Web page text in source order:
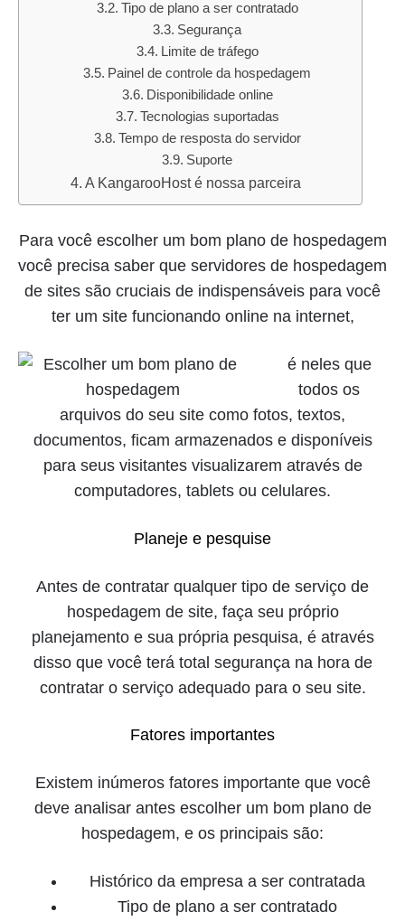
Tipo de plano a ser contratado
Segurança
Limite de tráfego
Painel de controle da hospedagem
Disponibilidade online
Tecnologias suportadas
Tempo de resposta do servidor
Suporte
A KangarooHost é nossa parceira
Para você escolher um bom plano de hospedagem
você precisa saber que servidores de hospedagem
de sites são cruciais de indispensáveis para você
ter um site funcionando online na internet,
é neles que
todos os
arquivos do seu site como fotos, textos,
documentos, ficam armazenados e disponíveis
para seus visitantes visualizarem através de
computadores, tablets ou celulares.
Planeje e pesquise
Antes de contratar qualquer tipo de serviço de
hospedagem de site, faça seu próprio
planejamento e sua própria pesquisa, é através
disso que você terá total segurança na hora de
contratar o serviço adequado para o seu site.
Fatores importantes
Existem inúmeros fatores importante que você
deve analisar antes escolher um bom plano de
hospedagem, e os principais são:
Histórico da empresa a ser contratada
Tipo de plano a ser contratado